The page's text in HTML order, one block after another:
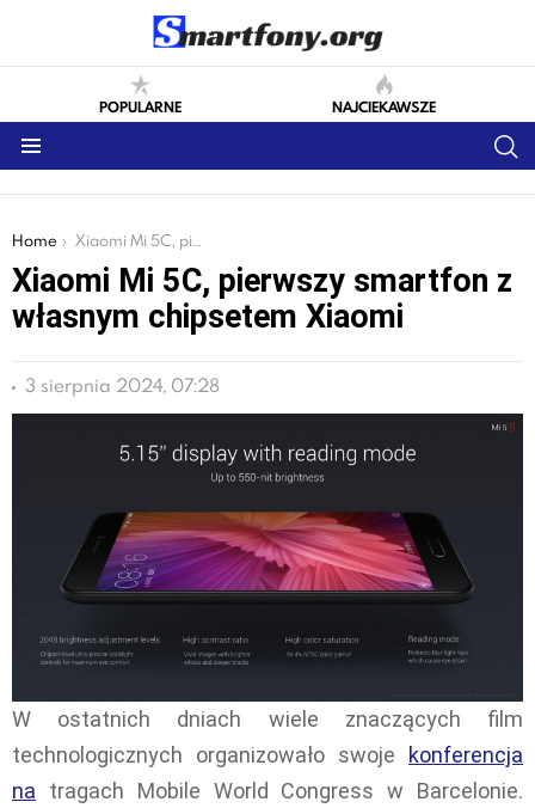
POPULARNE NAJCIEKAWSZE
You are here:
Home Xiaomi Mi 5C, pierwszy smartfon z własnym chipsetem Xiaomi
Xiaomi Mi 5C, pierwszy smartfon z
własnym chipsetem Xiaomi
3 sierpnia 2024, 07:28
W ostatnich dniach wiele znaczących film
technologicznych organizowało swoje konferencja
na tragach Mobile World Congress w Barcelonie.